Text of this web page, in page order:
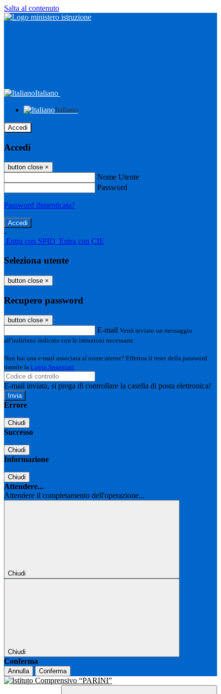
Salta al contenuto
Italiano
Italiano
Accedi
Accedi
button close ×
Nome Utente
Password
Password dimenticata?
-
Entra con SPID Entra con CIE
Seleziona utente
button close ×
Recupero password
button close ×
E-mail Verrà inviato un messaggio
all'indirizzo indicato con le istruzioni necessarie.
Non hai una e-mail associata al nome utente? Effettua il reset della password
tramite la Login Spaggiari
E-mail inviata, si prega di controllare la casella di posta elettronica!
Errore
Chiudi
Successo
Chiudi
Informazione
Chiudi
Attendere...
Attendere il completamento dell'operazione...
Chiudi
Chiudi
Conferma
Annulla Conferma